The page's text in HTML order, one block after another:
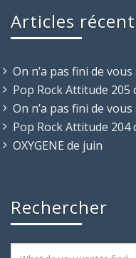
Articles
On n’a pas fini de
Pop Rock Attitude 205
On n’a pas fini de
Pop Rock Attitude 204
OXYGENE de juin
Rechercher